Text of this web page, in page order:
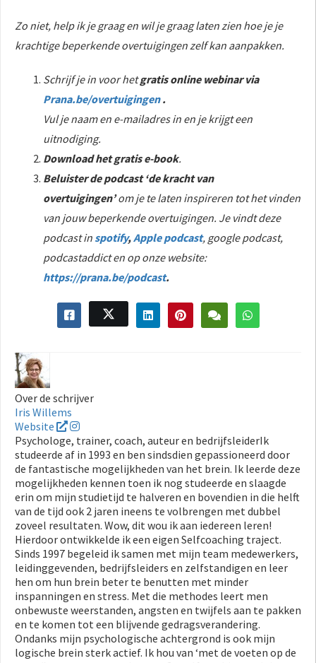
Zo niet, help ik je graag en wil je graag laten zien hoe je je
krachtige beperkende overtuigingen zelf kan aanpakken.
Schrijf je in voor hetgratis online webinar via
Prana.be/overtuigingen.
Vul je naam en e-mailadres in en je krijgt een
uitnodiging.
Download het gratis e-book.
Beluister de podcast ‘de kracht van
overtuigingen’om je te laten inspireren tot het vinden
van jouw beperkende overtuigingen. Je vindt deze
podcast in spotify,Apple podcast, google podcast,
podcastaddict en op onze website:
https://prana.be/podcast.
Over de schrijver
Iris Willems
Website
Psychologe, trainer, coach, auteur en bedrijfsleiderIk
studeerde af in 1993 en ben sindsdien gepassioneerd door
de fantastische mogelijkheden van het brein. Ik leerde deze
mogelijkheden kennen toen ik nog studeerde en slaagde
erin om mijn studietijd te halveren en bovendien in die helft
van de tijd ook 2 jaren ineens te volbrengen met dubbel
zoveel resultaten. Wow, dit wou ik aan iedereen leren!
Hierdoor ontwikkelde ik een eigen Selfcoaching traject.
Sinds 1997 begeleid ik samen met mijn team medewerkers,
leidinggevenden, bedrijfsleiders en zelfstandigen en leer
hen om hun brein beter te benutten met minder
inspanningen en stress. Met die methodes leert men
onbewuste weerstanden, angsten en twijfels aan te pakken
en te komen tot een blijvende gedragsverandering.
Ondanks mijn psychologische achtergrond is ook mijn
logische brein sterk actief. Ik hou van ‘met de voeten op de